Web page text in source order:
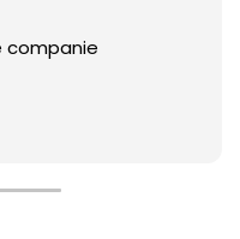
companie